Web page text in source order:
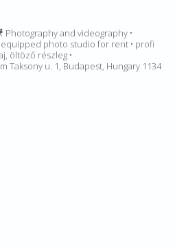
Photography and videography •
photo studio for rent • profi
öltöző részleg •
Taksony u. 1, Budapest, Hungary 1134